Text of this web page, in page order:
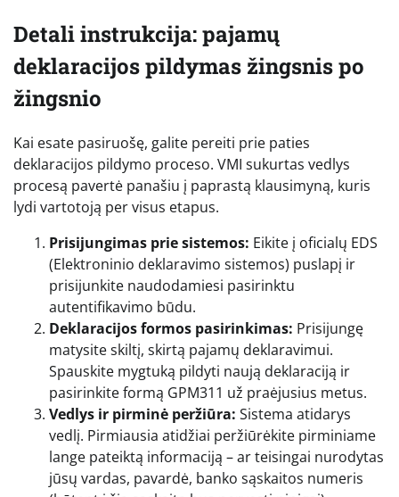
Detali instrukcija: pajamų
deklaracijos pildymas žingsnis po
žingsnio
Kai esate pasiruošę, galite pereiti prie paties
deklaracijos pildymo proceso. VMI sukurtas vedlys
procesą pavertė panašiu į paprastą klausimyną, kuris
lydi vartotoją per visus etapus.
Prisijungimas prie sistemos: Eikite į oficialų EDS
(Elektroninio deklaravimo sistemos) puslapį ir
prisijunkite naudodamiesi pasirinktu
autentifikavimo būdu.
Deklaracijos formos pasirinkimas: Prisijungę
matysite skiltį, skirtą pajamų deklaravimui.
Spauskite mygtuką pildyti naują deklaraciją ir
pasirinkite formą GPM311 už praėjusius metus.
Vedlys ir pirminė peržiūra: Sistema atidarys
vedlį. Pirmiausia atidžiai peržiūrėkite pirminiame
lange pateiktą informaciją – ar teisingai nurodytas
jūsų vardas, pavardė, banko sąskaitos numeris